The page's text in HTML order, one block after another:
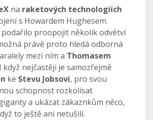
na raketových technologiích
s Howardem Hughesem.
podařilo proopojit několik odvětví
právě proto hledá odborná
mezi ním a Thomasem
když nejčastěji je samozřejmě
ke Stevu Jobsovi, pro svou
schopnost rozkolísat
a ukázat zákaznkům něco,
to ještě ani netušili.